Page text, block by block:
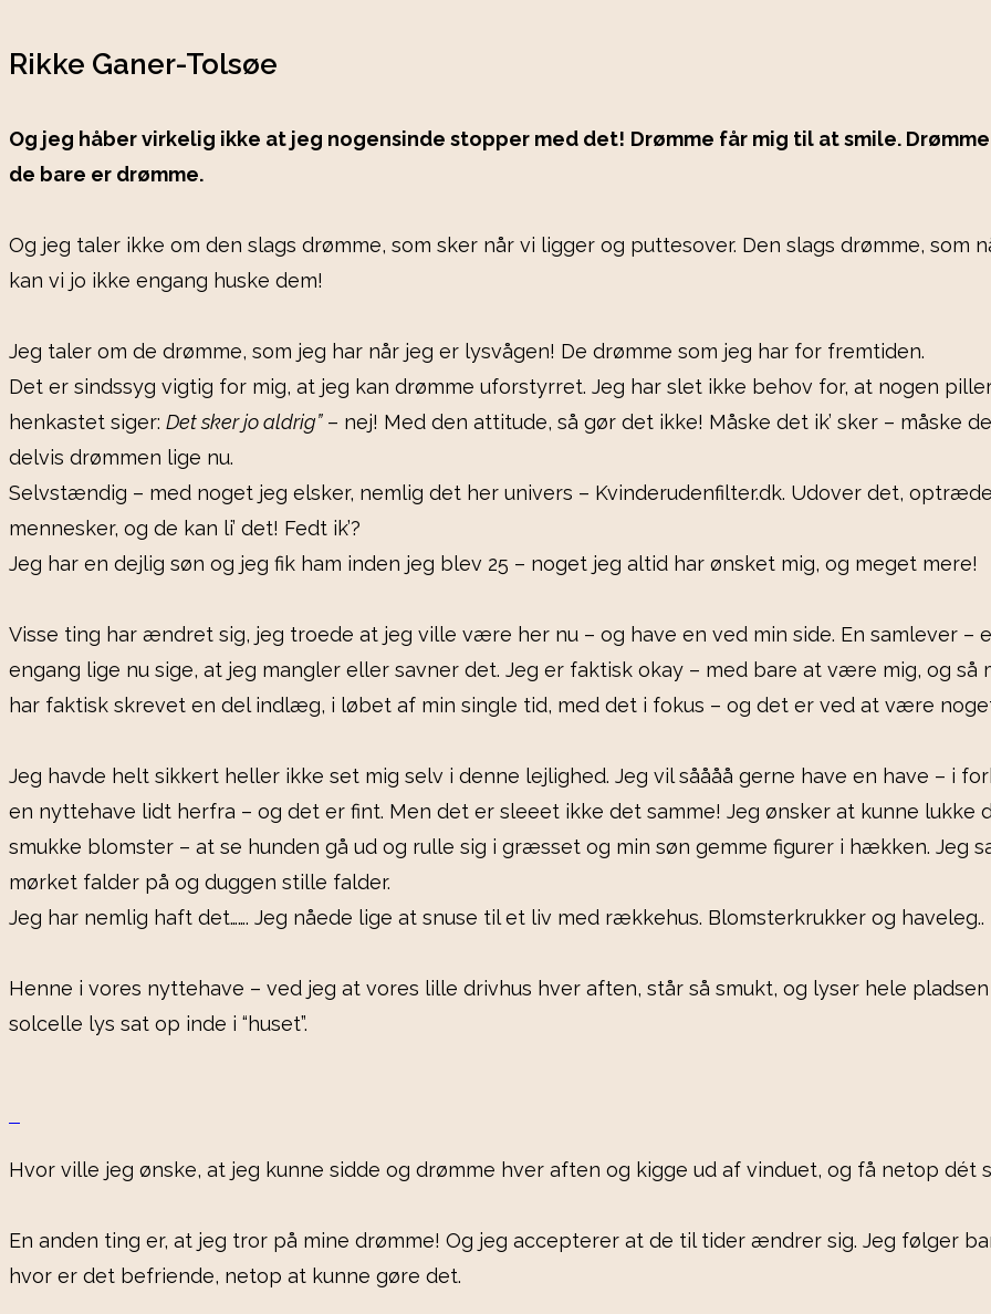
Rikke Ganer-Tolsøe
Og jeg håber virkelig ikke at jeg nogensinde stopper med det! Drømme får mig til at smile.
de bare er drømme.
Og jeg taler ikke om den slags drømme, som sker når vi ligger og puttesover. Den slags drømme, som
kan vi jo ikke engang huske dem!
Jeg taler om de drømme, som jeg har når jeg er lysvågen! De drømme som jeg har for fremtiden.
Det er sindssyg vigtig for mig, at jeg kan drømme uforstyrret. Jeg har slet ikke behov for, at nogen
henkastet siger: Det sker jo aldrig”– nej! Med den attitude, så gør det ikke! Måske det ik’ sker – måske
delvis drømmen lige nu.
Selvstændig – med noget jeg elsker, nemlig det her univers – Kvinderudenfilter.dk. Udover det,
mennesker, og de kan li’ det! Fedt ik’?
Jeg har en dejlig søn og jeg fik ham inden jeg blev 25 – noget jeg altid har ønsket mig, og meget mere!
Visse ting har ændret sig, jeg troede at jeg ville være her nu – og have en ved min side. En samlever –
engang lige nu sige, at jeg mangler eller savner det. Jeg er faktisk okay – med bare at være mig, og
har faktisk skrevet en del indlæg, i løbet af min single tid, med det i fokus – og det er ved at være
Jeg havde helt sikkert heller ikke set mig selv i denne lejlighed. Jeg vil såååå gerne have en have – i
en nyttehave lidt herfra – og det er fint. Men det er sleeet ikke det samme! Jeg ønsker at kunne lukke
smukke blomster – at se hunden gå ud og rulle sig i græsset og min søn gemme figurer i hækken. Jeg
mørket falder på og duggen stille falder.
Jeg har nemlig haft det……. Jeg nåede lige at snuse til et liv med rækkehus. Blomsterkrukker og
Henne i vores nyttehave – ved jeg at vores lille drivhus hver aften, står så smukt, og lyser hele
solcelle lys sat op inde i “huset”.
Hvor ville jeg ønske, at jeg kunne sidde og drømme hver aften og kigge ud af vinduet, og få netop dét
En anden ting er, at jeg tror på mine drømme! Og jeg accepterer at de til tider ændrer sig. Jeg følger
hvor er det befriende, netop at kunne gøre det.